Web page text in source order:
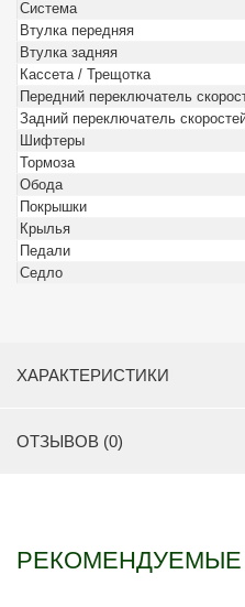
Система
Втулка передняя
Втулка задняя
Кассета / Трещотка
Передний переключатель
Задний переключатель
Шифтеры
Тормоза
Обода
Покрышки
Крылья
Педали
Седло
ХАРАКТЕРИСТИКИ
ОТЗЫВОВ (0)